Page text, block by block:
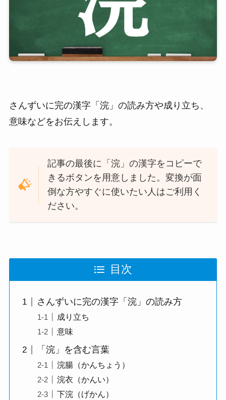
さんずいに完の漢字「浣」の読み方や成り立ち、
意味などをお伝えします。
記事の最後に「浣」の漢字をコピーで
きるボタンを用意しました。変換が面
倒な方やすぐに使いたい人はご利用く
ださい。
目次
さんずいに完の漢字「浣」の読み方
成り立ち
意味
「浣」を含む言葉
浣腸（かんちょう）
浣衣（かんい）
下浣（げかん）